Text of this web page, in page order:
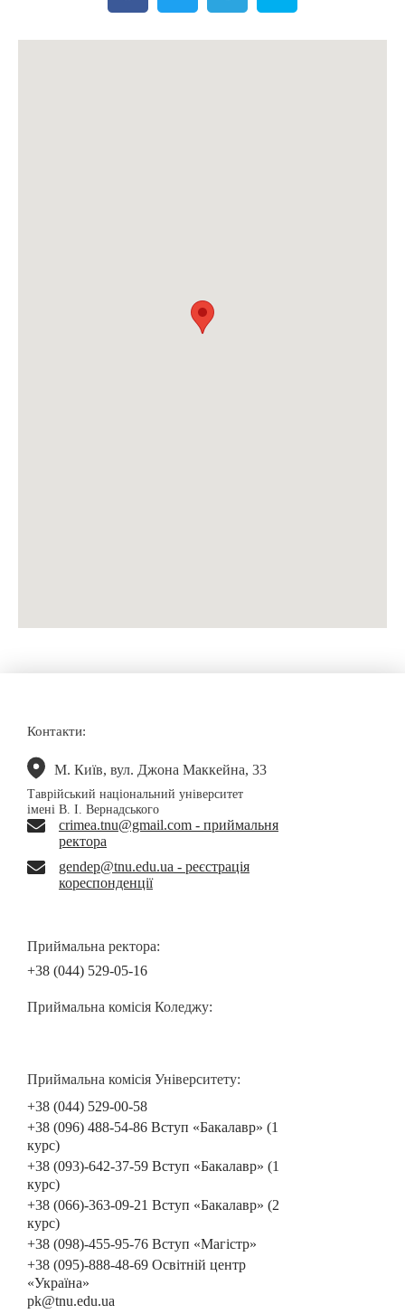
Контакти:
М. Київ, вул. Джона Маккейна, 33
Таврійський національний університет
імені В. І. Вернадського
crimea.tnu@gmail.com - приймальня
ректора
gendep@tnu.edu.ua - реєстрація
кореспонденції
Приймальна ректора:
+38 (044) 529-05-16
Приймальна комісія Коледжу:
Приймальна комісія Університету:
+38 (044) 529-00-58
+38 (096) 488-54-86 Вступ «Бакалавр» (1
курс)
+38 (093)-642-37-59 Вступ «Бакалавр» (1
курс)
+38 (066)-363-09-21 Вступ «Бакалавр» (2
курс)
+38 (098)-455-95-76 Вступ «Магістр»
+38 (095)-888-48-69 Освітній центр
«Україна»
pk@tnu.edu.ua